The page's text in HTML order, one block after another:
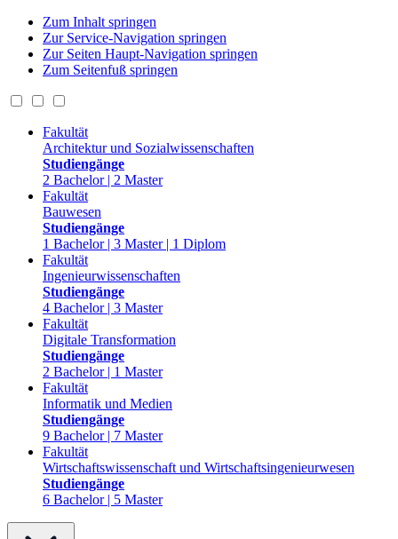
Zum Inhalt springen
Zur Service-Navigation springen
Zur Seiten Haupt-Navigation springen
Zum Seitenfuß springen
Fakultät
Architektur und Sozialwissenschaften
Studiengänge
2 Bachelor | 2 Master
Fakultät
Bauwesen
Studiengänge
1 Bachelor | 3 Master | 1 Diplom
Fakultät
Ingenieurwissenschaften
Studiengänge
4 Bachelor | 3 Master
Fakultät
Digitale Transformation
Studiengänge
2 Bachelor | 1 Master
Fakultät
Informatik und Medien
Studiengänge
9 Bachelor | 7 Master
Fakultät
Wirtschaftswissenschaft und Wirtschaftsingenieurwesen
Studiengänge
6 Bachelor | 5 Master